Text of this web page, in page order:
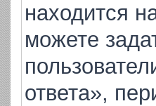
находится
можете
ответа»,